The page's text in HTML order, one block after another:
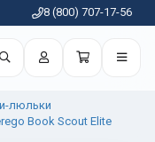
8 (800) 707-17-56
люльки
Book Scout Elite